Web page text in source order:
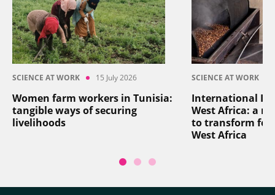
SCIENCE AT WORK 15 July 2026
Women farm workers in Tunisia:
tangible ways of securing
livelihoods
SCIENCE AT WORK
International
West Africa: a
to transform
West Africa